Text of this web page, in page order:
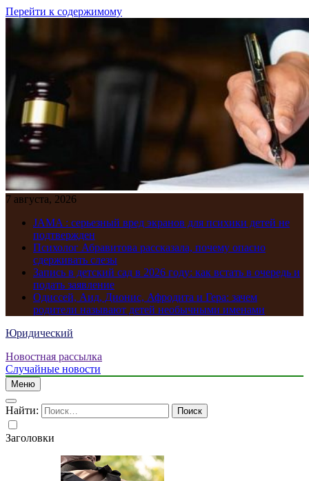
Перейти к содержимому
7 августа, 2026
JAMA : серьезный вред экранов для психики детей не
подтвержден
Психолог Абравитова рассказала, почему опасно
сдерживать слезы
Запись в детский сад в 2026 году: как встать в очередь и
подать заявление
Одиссей, Аид, Дионис, Афродита и Гера: зачем
родители называют детей необычными именами
Юридический
Новостная рассылка
Случайные новости
Меню
Найти:
Заголовки